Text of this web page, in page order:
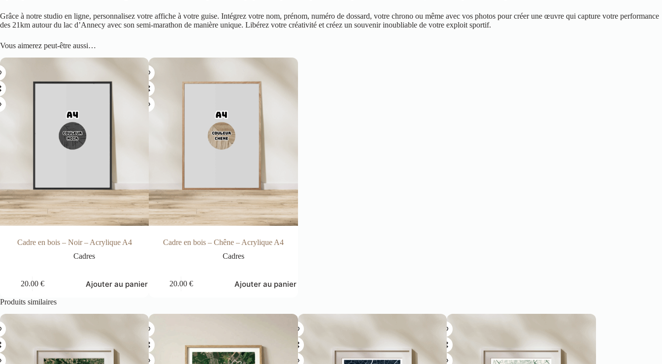
Grâce à notre studio en ligne, personnalisez votre affiche à votre guise. Intégrez votre nom, prénom, numéro de dossard, votre chrono ou même avec vos photos pour créer une œuvre qui capture votre performance
des 21km autour du lac d’Annecy avec son semi-marathon de manière unique. Libérez votre créativité et créez un souvenir inoubliable de votre exploit sportif.
Vous aimerez peut-être aussi…
Cadre en bois – Noir – Acrylique A4
Cadres
20.00 € Ajouter au panier
Cadre en bois – Chêne – Acrylique A4
Cadres
20.00 € Ajouter au panier
Produits similaires